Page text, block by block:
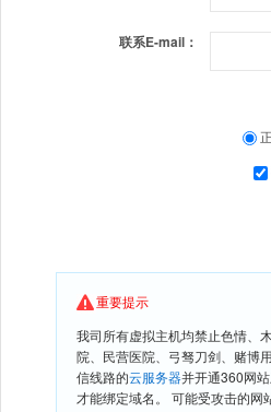
联系E-mail：
重要提示
我司所有虚拟主机均禁止色情、
院、民营医院、弓驽刀剑、赌博
信线路的云服务器并开通360网
才能绑定域名。 可能受攻击的网